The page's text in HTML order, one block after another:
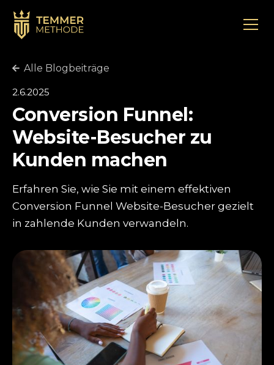
Alle Blogbeiträge
2.6.2025
Conversion Funnel:
Website-Besucher zu
Kunden machen
Erfahren Sie, wie Sie mit einem effektiven
Conversion Funnel Website-Besucher gezielt
in zahlende Kunden verwandeln.